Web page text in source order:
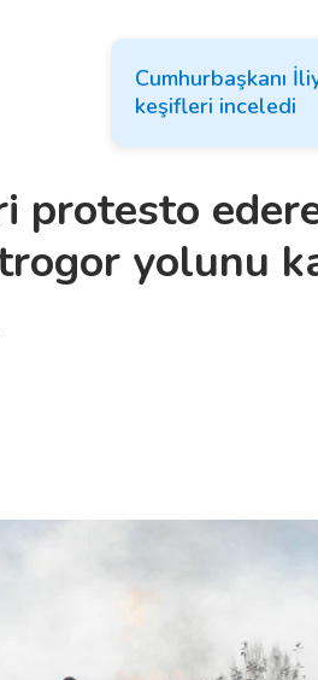
Cumhurbaşkanı
keşifleri inceledi
protesto
yolunu